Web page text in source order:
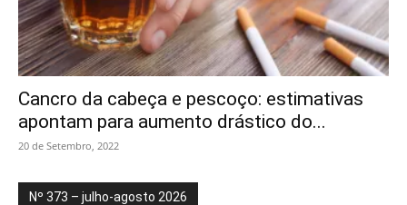
Cancro da cabeça e pescoço: estimativas
apontam para aumento drástico do...
20 de Setembro, 2022
Nº 373 – julho-agosto 2026